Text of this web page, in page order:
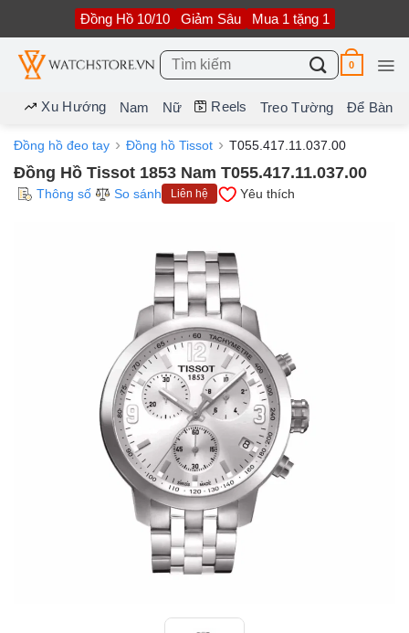
nội
dung
Đồng Hồ 10/10 Giảm Sâu Mua 1 tặng 1
Tìm
kiếm:
0
Xu Hướng Nam Nữ Reels Treo Tường Để Bàn
Đồng hồ đeo tay Đồng hồ Tissot T055.417.11.037.00
Đồng Hồ Tissot 1853 Nam T055.417.11.037.00
Thông số So sánh Liên hệ Yêu thích